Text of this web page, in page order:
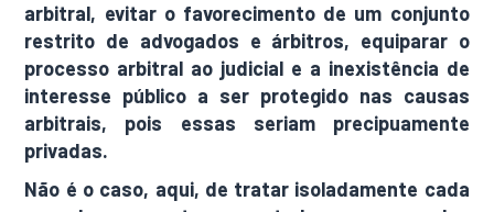
arbitral, evitar o favorecimento de um conjunto
restrito de advogados e árbitros, equiparar o
processo arbitral ao judicial e a inexistência de
interesse público a ser protegido nas causas
arbitrais, pois essas seriam precipuamente
privadas.
Não é o caso, aqui, de tratar isoladamente cada